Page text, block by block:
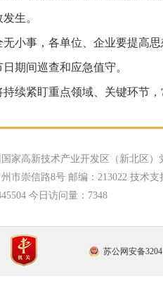
生。
无小事，各单位、企业要提高
期间巡查和应急值守。
续紧盯重点领域、关键环节
家高新技术产业开发区（新北区）
市崇信路8号 邮编：213022 技术支
今日访问量： 7348
苏公网安备